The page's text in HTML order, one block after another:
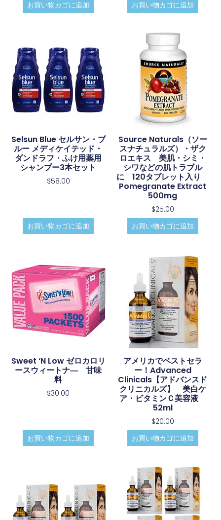
お買い物カゴに追加
お買い物カゴに追加
Selsun Blue セルサン・ブ
ルー メディケイテッド・
ダンドラフ・ふけ用薬用
シャンプー3本セット
$58.00
お買い物カゴに追加
Source Naturals（ソー
スナチュラルズ）・ザク
ロエキス 美肌・シミ・
シワなどの肌トラブル
に 120タブレット入り
Pomegranate Extract
500mg
$25.00
お買い物カゴに追加
Sweet ‘N Low ゼロカロリ
ースウィートナ― 甘味
料
$30.00
お買い物カゴに追加
アメリカでベストセラ
ー！Advanced
Clinicals【アドバンスド
クリニカルズ】 美白ケ
ア・ビタミンＣ美容液
52ml
$20.00
お買い物カゴに追加